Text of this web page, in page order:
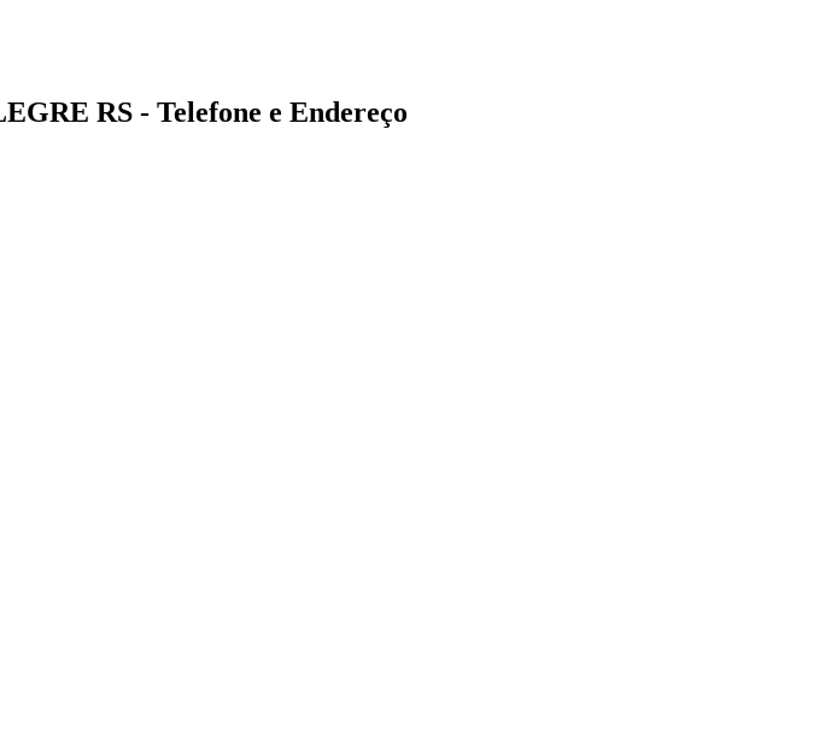
RS - Telefone e Endereço